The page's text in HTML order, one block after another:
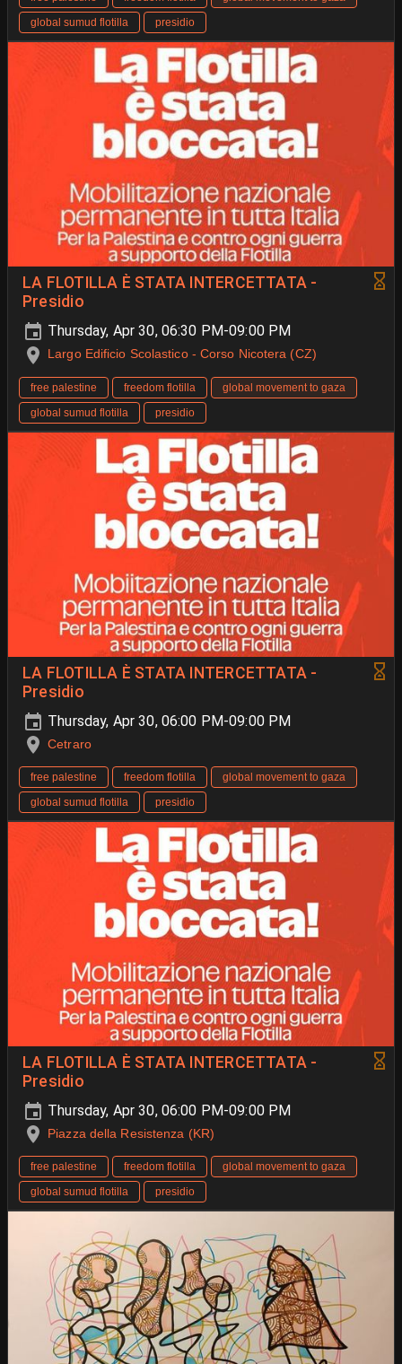
global sumud flotilla
presidio
LA FLOTILLA È STATA INTERCETTATA -
Presidio
Thursday, Apr 30, 06:30 PM-09:00 PM
Largo Edificio Scolastico - Corso Nicotera (CZ)
free palestine freedom flotilla
global movement to gaza
global sumud flotilla
presidio
LA FLOTILLA È STATA INTERCETTATA -
Presidio
Thursday, Apr 30, 06:00 PM-09:00 PM
Cetraro
free palestine freedom flotilla
global movement to gaza
global sumud flotilla
presidio
LA FLOTILLA È STATA INTERCETTATA -
Presidio
Thursday, Apr 30, 06:00 PM-09:00 PM
Piazza della Resistenza (KR)
free palestine freedom flotilla
global movement to gaza
global sumud flotilla
presidio